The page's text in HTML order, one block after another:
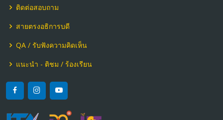
ติดต่อสอบถาม
สายตรงอธิการบดี
QA / รับฟังความคิดเห็น
แนะนำ - ติชม / ร้องเรียน